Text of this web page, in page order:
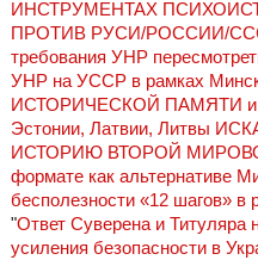
ИНСТРУМЕНТАХ
ПРОТИВ РУСИ/РОССИИ/
требования УНР
УНР на УССР в рамках
ИСТОРИЧЕСКОЙ ПАМЯТИ и
Эстонии, Латвии, Литвы
ИСТОРИЮ ВТОРОЙ
формате как альтернативе
бесполезности «12 шагов» в
"Ответ Суверена и Титуляра
усиления безопасности в